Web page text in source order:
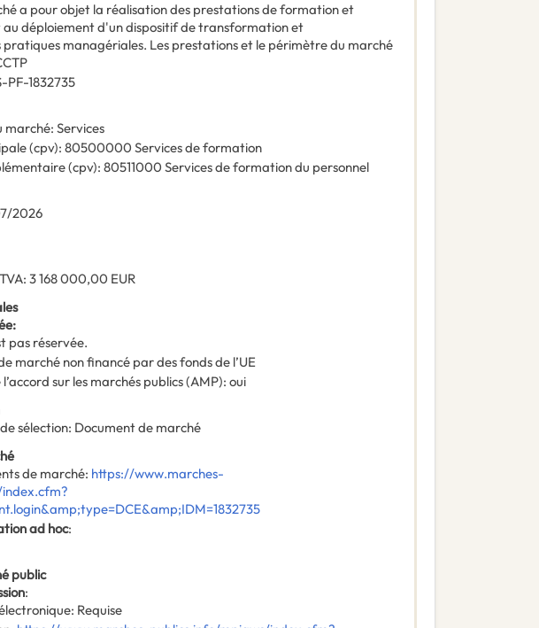
a pour objet la réalisation des prestations de formation et
déploiement d'un dispositif de transformation et
managériales. Les prestations et le périmètre du marché
PF-1832735
marché: Services
(cpv): 80500000 Services de formation
(cpv): 80511000 Services de formation du personnel
2026
: 3 168 000,00 EUR
:
pas réservée.
marché non financé par des fonds de l’UE
sur les marchés publics (AMP): oui
sélection: Document de marché
de marché: https://www.marches-
ad hoc:
public
:
: Requise